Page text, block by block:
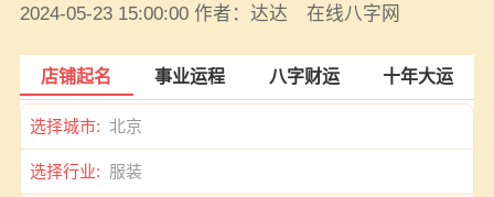
2024-05-23 15:00:00 作者：达达 在线八字网
店铺起名 事业运程 八字财运 十年大运
选择城市:
选择行业: